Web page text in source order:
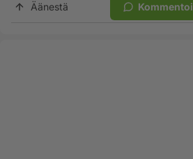
Äänestä Kommentoi